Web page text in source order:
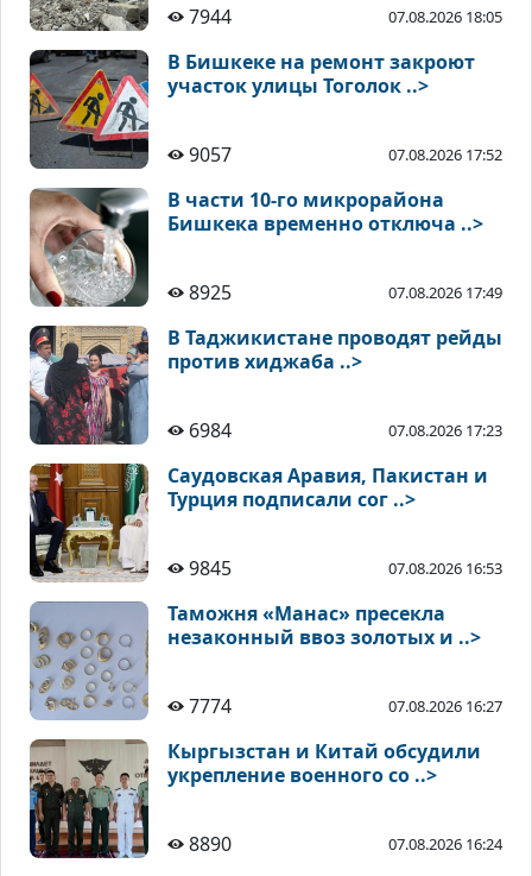
7944 07.08.2026 18:05
В Бишкеке на ремонт закроют
участок улицы Тоголок ..>
9057 07.08.2026 17:52
В части 10-го микрорайона
Бишкека временно отключа ..>
8925 07.08.2026 17:49
В Таджикистане проводят рейды
против хиджаба ..>
6984 07.08.2026 17:23
Саудовская Аравия, Пакистан и
Турция подписали сог ..>
9845 07.08.2026 16:53
Таможня «Манас» пресекла
незаконный ввоз золотых и ..>
7774 07.08.2026 16:27
Кыргызстан и Китай обсудили
укрепление военного со ..>
8890 07.08.2026 16:24